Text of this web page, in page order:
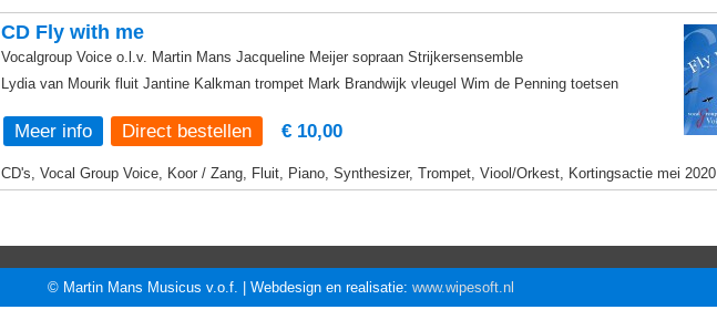
CD Fly with me
Vocalgroup Voice o.l.v. Martin Mans Jacqueline Meijer sopraan Strijkersensemble
Lydia van Mourik fluit Jantine Kalkman trompet Mark Brandwijk vleugel Wim de Penning toetsen
Meer info € 10,00
CD's, Vocal Group Voice, Koor / Zang, Fluit, Piano, Synthesizer, Trompet, Viool/Orkest, Kortingsactie mei 2020
© Martin Mans Musicus v.o.f. | Webdesign en realisatie: www.wipesoft.nl